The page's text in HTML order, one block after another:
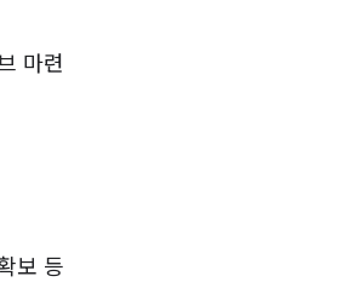
마련
보 등